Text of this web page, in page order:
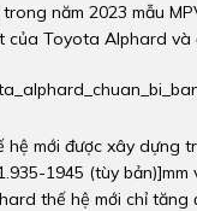
trong năm 2023 mẫu
của Toyota Alphard
mới được xây dựng
1945 (tùy
thế hệ mới chỉ tăng